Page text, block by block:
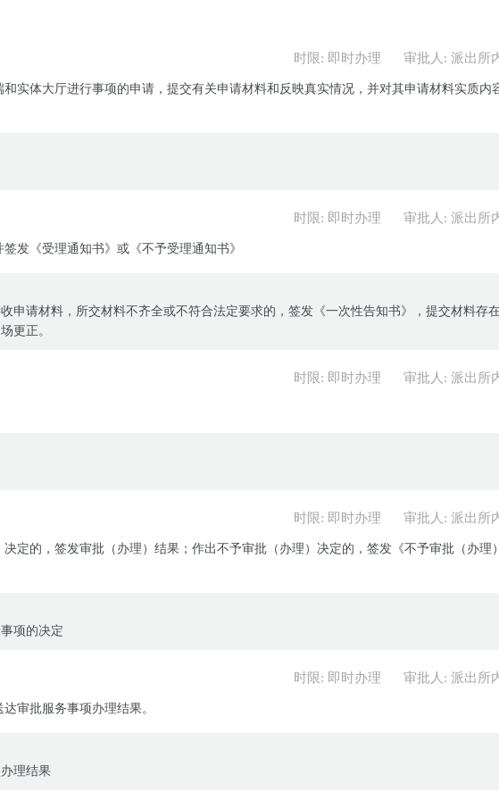
时限: 即时办理 审批人: 派出所
实体大厅进行事项的申请，提交有关申请材料和反映真实情况，并对其申请材料实质内
时限: 即时办理 审批人: 派出所
发《受理通知书》或《不予受理通知书》
申请材料，所交材料不齐全或不符合法定要求的，签发《一次性告知书》，提交材料存
更正。
时限: 即时办理 审批人: 派出所
时限: 即时办理 审批人: 派出所
定的，签发审批（办理）结果；作出不予审批（办理）决定的，签发《不予审批（办理
项的决定
时限: 即时办理 审批人: 派出所
审批服务事项办理结果。
理结果